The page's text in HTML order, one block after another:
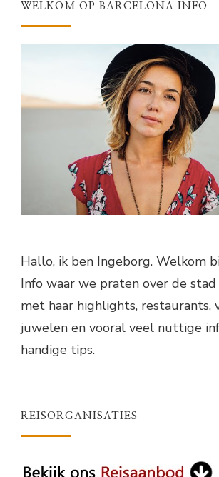
WELKOM OP BARCELONA INFO
Hallo, ik ben Ingeborg. Welkom
Info waar we praten over de stad
met haar highlights, restaurants,
juwelen en vooral veel nuttige
handige tips.
REISORGANISATIES